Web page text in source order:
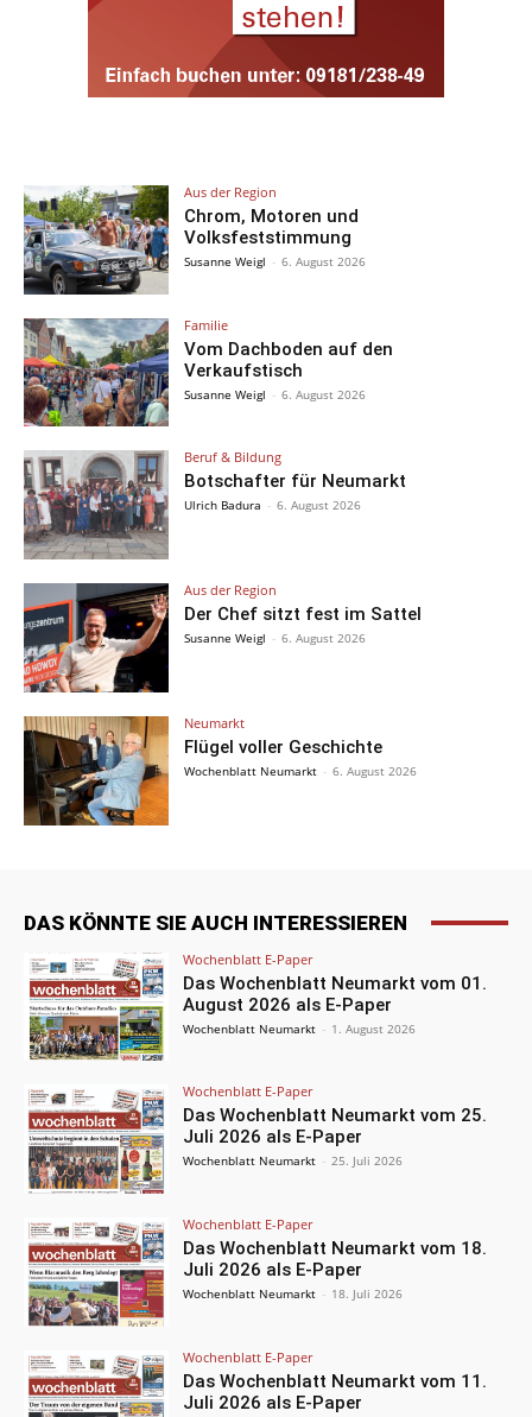
Aus der Region
Chrom, Motoren und
Volksfeststimmung
Susanne Weigl - 6. August 2026
Familie
Vom Dachboden auf den
Verkaufstisch
Susanne Weigl - 6. August 2026
Beruf & Bildung
Botschafter für Neumarkt
Ulrich Badura - 6. August 2026
Aus der Region
Der Chef sitzt fest im Sattel
Susanne Weigl - 6. August 2026
Neumarkt
Flügel voller Geschichte
Wochenblatt Neumarkt - 6. August 2026
DAS KÖNNTE SIE AUCH INTERESSIEREN
Wochenblatt E-Paper
Das Wochenblatt Neumarkt vom 01.
August 2026 als E-Paper
Wochenblatt Neumarkt - 1. August 2026
Wochenblatt E-Paper
Das Wochenblatt Neumarkt vom 25.
Juli 2026 als E-Paper
Wochenblatt Neumarkt - 25. Juli 2026
Wochenblatt E-Paper
Das Wochenblatt Neumarkt vom 18.
Juli 2026 als E-Paper
Wochenblatt Neumarkt - 18. Juli 2026
Wochenblatt E-Paper
Das Wochenblatt Neumarkt vom 11.
Juli 2026 als E-Paper